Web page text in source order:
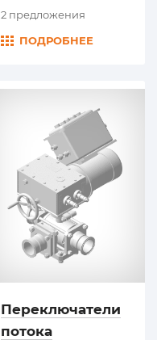
2 предложения
ПОДРОБНЕЕ
Переключатели
потока